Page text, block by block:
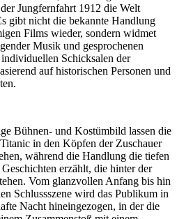
Jungfernfahrt 1912 die Welt
gibt nicht die bekannte Handlung
Films wieder, sondern widmet
Musik und gesprochenen
Schicksalen der
auf historischen Personen und
Bühnen- und Kostümbild lassen die
in den Köpfen der Zuschauer
während die Handlung die tiefen
erzählt, die hinter der
Vom glanzvollen Anfang bis hin
Schlussszene wird das Publikum in
Nacht hineingezogen, in der die